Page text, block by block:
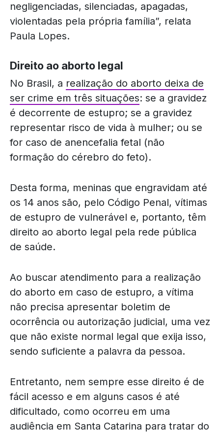
negligenciadas, silenciadas, apagadas,
violentadas pela própria família”, relata
Paula Lopes.
Direito ao aborto legal
No Brasil, a realização do aborto deixa de
ser crime em três situações: se a gravidez
é decorrente de estupro; se a gravidez
representar risco de vida à mulher; ou se
for caso de anencefalia fetal (não
formação do cérebro do feto).
Desta forma, meninas que engravidam até
os 14 anos são, pelo Código Penal, vítimas
de estupro de vulnerável e, portanto, têm
direito ao aborto legal pela rede pública
de saúde.
Ao buscar atendimento para a realização
do aborto em caso de estupro, a vítima
não precisa apresentar boletim de
ocorrência ou autorização judicial, uma vez
que não existe normal legal que exija isso,
sendo suficiente a palavra da pessoa.
Entretanto, nem sempre esse direito é de
fácil acesso e em alguns casos é até
dificultado, como ocorreu em uma
audiência em Santa Catarina para tratar do